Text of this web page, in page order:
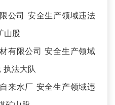
公司 安全生产领域违法
山股
有限公司 安全生产领域
法大队
来水厂 安全生产领域违